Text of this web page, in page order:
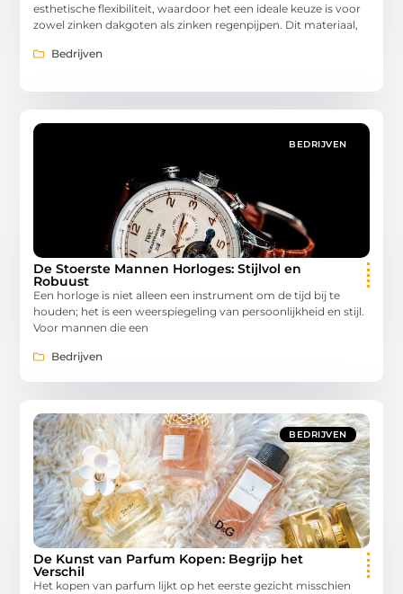
esthetische flexibiliteit, waardoor het een ideale keuze is voor
zowel zinken dakgoten als zinken regenpijpen. Dit materiaal,
Bedrijven
BEDRIJVEN
De Stoerste Mannen Horloges: Stijlvol en
Robuust
Een horloge is niet alleen een instrument om de tijd bij te
houden; het is een weerspiegeling van persoonlijkheid en stijl.
Voor mannen die een
Bedrijven
BEDRIJVEN
De Kunst van Parfum Kopen: Begrijp het
Verschil
Het kopen van parfum lijkt op het eerste gezicht misschien